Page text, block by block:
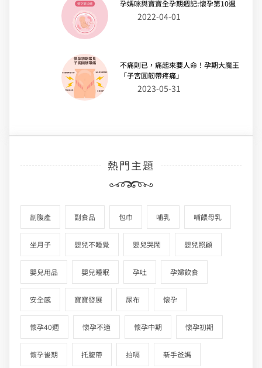
孕媽咪與寶寶全孕期週記:懷孕第10週
2022-04-01
不痛則已，痛起來要人命！孕期大魔王
「子宮圓韌帶疼痛」
2023-05-31
熱門主題
剖腹產 副食品 包巾 哺乳 哺餵母乳
坐月子 嬰兒不睡覺 嬰兒哭鬧 嬰兒照顧
嬰兒用品 嬰兒睡眠 孕吐 孕婦飲食
安全感 寶寶發展 尿布 懷孕
懷孕40週 懷孕不適 懷孕中期 懷孕初期
懷孕後期 托腹帶 拍嗝 新手爸媽